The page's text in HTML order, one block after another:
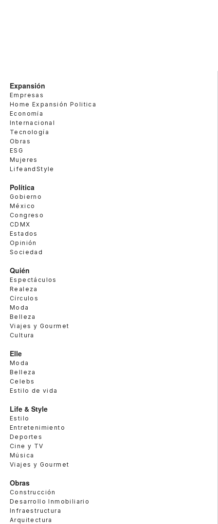
Expansión
Empresas
Home Expansión Politica
Economía
Internacional
Tecnología
Obras
ESG
Mujeres
LifeandStyle
Política
Gobierno
México
Congreso
CDMX
Estados
Opinión
Sociedad
Quién
Espectáculos
Realeza
Círculos
Moda
Belleza
Viajes y Gourmet
Cultura
Elle
Moda
Belleza
Celebs
Estilo de vida
Life & Style
Estilo
Entretenimiento
Deportes
Cine y TV
Música
Viajes y Gourmet
Obras
Construcción
Desarrollo Inmobiliario
Infraestructura
Arquitectura